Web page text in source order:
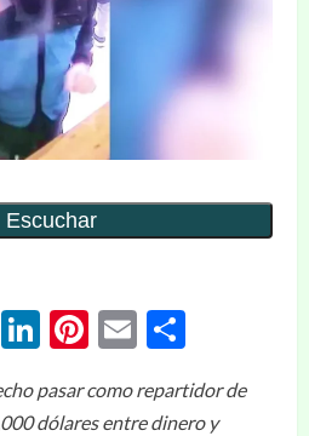
Twitter
LinkedIn
Pinterest
Email
pasar como repartidor de
dólares entre dinero y